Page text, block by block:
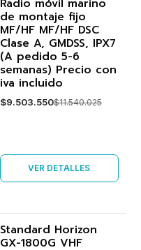
-18%
Agotado
Radio móvil marino
de montaje fijo
MF/HF MF/HF DSC
Clase A, GMDSS, IPX7
(A pedido 5-6
semanas) Precio con
iva incluido
$9.503.550$11.540.025
VER DETALLES
-17%
Standard Horizon
GX-1800G VHF